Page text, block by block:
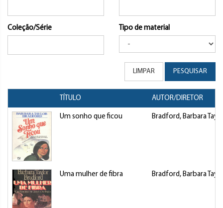
Coleção/Série Tipo de material
LIMPAR PESQUISAR
TÍTULO AUTOR/DIRETOR
Um sonho que ficou Bradford, Barbara
Uma mulher de fibra Bradford, Barbara